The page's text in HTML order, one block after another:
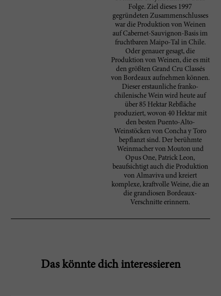
Folge. Ziel dieses 1997
gegründeten Zusammenschlusses
war die Produktion von Weinen
auf Cabernet-Sauvignon-Basis im
fruchtbaren Maipo-Tal in Chile.
Oder genauer gesagt, die
Produktion von Weinen, die es mit
den größten Grand Cru Classés
von Bordeaux aufnehmen können.
Dieser erstaunliche franko-
chilenische Wein wird heute auf
über 85 Hektar Rebfläche
produziert, wovon 40 Hektar mit
den besten Puento-Alto-
Weinstöcken von Concha y Toro
bepflanzt sind. Der berühmte
Weinmacher von Mouton und
Opus One, Patrick Leon,
beaufsichtigt auch die Produktion
von Almaviva und kreiert
komplexe, kraftvolle Weine, die an
die grandiosen Bordeaux-
Verschnitte erinnern.
Das könnte dich interessieren